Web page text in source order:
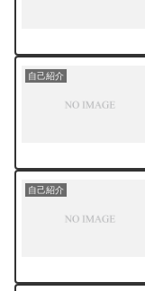
自己紹介
自己紹介